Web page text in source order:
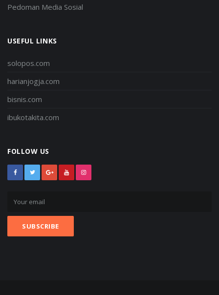
Pedoman Media Sosial
USEFUL LINKS
solopos.com
harianjogja.com
bisnis.com
ibukotakita.com
FOLLOW US